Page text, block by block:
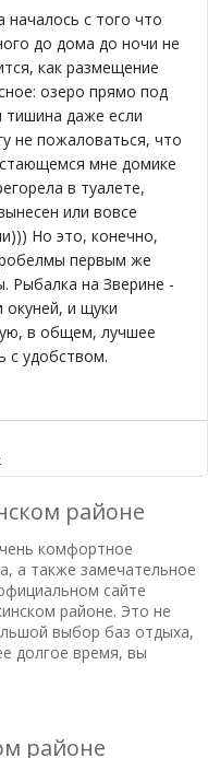
началось с того что
до дома до ночи не
как размещение
озеро прямо под
даже если
не пожаловаться, что
мне домике
в туалете,
или вовсе
Но это, конечно,
первым же
Рыбалка на Зверине -
окуней, и щуки
в общем, лучшее
с удобством.
только на 1 эт.
хороший подъезд,
велосипедов, Вай-
еще!
районе
комфортное
а также замечательное
сайте
районе. Это не
выбор баз отдыха,
долгое время, вы
районе